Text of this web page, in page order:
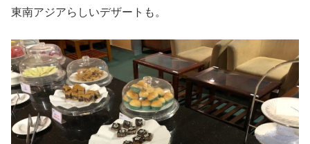
東南アジアらしいデザートも。